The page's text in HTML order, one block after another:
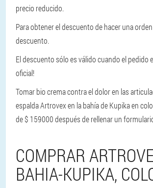
precio reducido.
Para obtener el descuento de hacer una
descuento.
El descuento sólo es válido cuando el pedido
oficial!
Tomar bio crema contra el dolor en las
espalda Artrovex en la bahía de Kupika en
de $ 159000 después de rellenar un
COMPRAR
BAHIA-KUPIKA,